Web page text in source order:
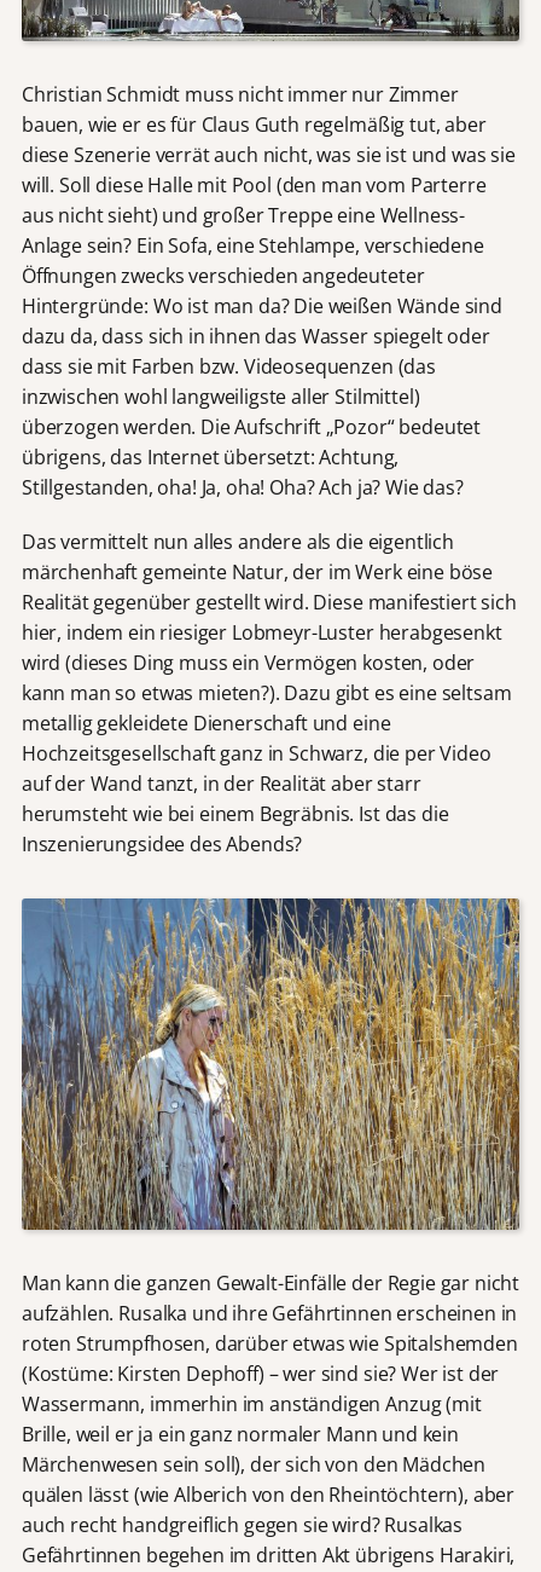
Christian Schmidt muss nicht immer nur Zimmer
bauen, wie er es für Claus Guth regelmäßig tut, aber
diese Szenerie verrät auch nicht, was sie ist und was sie
will. Soll diese Halle mit Pool (den man vom Parterre
aus nicht sieht) und großer Treppe eine Wellness-
Anlage sein? Ein Sofa, eine Stehlampe, verschiedene
Öffnungen zwecks verschieden angedeuteter
Hintergründe: Wo ist man da? Die weißen Wände sind
dazu da, dass sich in ihnen das Wasser spiegelt oder
dass sie mit Farben bzw. Videosequenzen (das
inzwischen wohl langweiligste aller Stilmittel)
überzogen werden. Die Aufschrift „Pozor“ bedeutet
übrigens, das Internet übersetzt: Achtung,
Stillgestanden, oha! Ja, oha! Oha? Ach ja? Wie das?
Das vermittelt nun alles andere als die eigentlich
märchenhaft gemeinte Natur, der im Werk eine böse
Realität gegenüber gestellt wird. Diese manifestiert sich
hier, indem ein riesiger Lobmeyr-Luster herabgesenkt
wird (dieses Ding muss ein Vermögen kosten, oder
kann man so etwas mieten?). Dazu gibt es eine seltsam
metallig gekleidete Dienerschaft und eine
Hochzeitsgesellschaft ganz in Schwarz, die per Video
auf der Wand tanzt, in der Realität aber starr
herumsteht wie bei einem Begräbnis. Ist das die
Inszenierungsidee des Abends?
Man kann die ganzen Gewalt-Einfälle der Regie gar nicht
aufzählen. Rusalka und ihre Gefährtinnen erscheinen in
roten Strumpfhosen, darüber etwas wie Spitalshemden
(Kostüme: Kirsten Dephoff) – wer sind sie? Wer ist der
Wassermann, immerhin im anständigen Anzug (mit
Brille, weil er ja ein ganz normaler Mann und kein
Märchenwesen sein soll), der sich von den Mädchen
quälen lässt (wie Alberich von den Rheintöchtern), aber
auch recht handgreiflich gegen sie wird? Rusalkas
Gefährtinnen begehen im dritten Akt übrigens Harakiri,